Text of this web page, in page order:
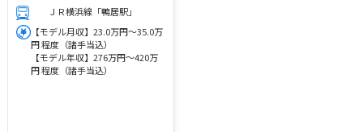
ＪＲ横浜線「鴨居駅」
【モデル月収】23.0万円～35.0万
円 程度（諸手当込）
【モデル年収】276万円～420万
円 程度（諸手当込）